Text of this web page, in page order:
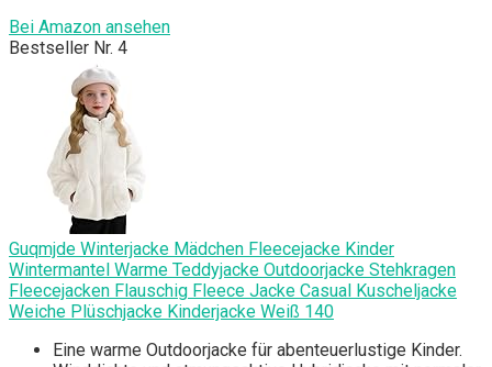
Bei Amazon ansehen
Bestseller Nr. 4
Guqmjde Winterjacke Mädchen Fleecejacke Kinder
Wintermantel Warme Teddyjacke Outdoorjacke Stehkragen
Fleecejacken Flauschig Fleece Jacke Casual Kuscheljacke
Weiche Plüschjacke Kinderjacke Weiß 140
Eine warme Outdoorjacke für abenteuerlustige Kinder.